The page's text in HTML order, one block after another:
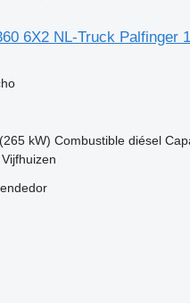
6X2 NL-Truck Palfinger
kW) Combustible diésel